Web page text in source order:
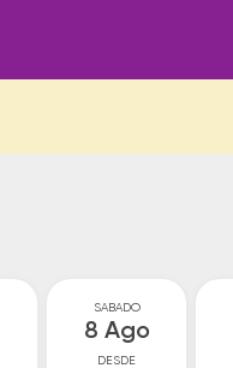
SABADO
8 Ago
DESDE